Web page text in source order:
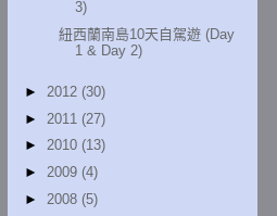
3)
紐西蘭南島10天自駕遊 (Day
1 & Day 2)
► 2012 (30)
► 2011 (27)
► 2010 (13)
► 2009 (4)
► 2008 (5)